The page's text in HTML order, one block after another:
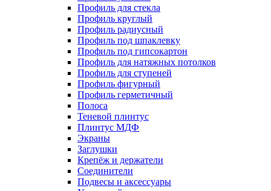
Профиль для стекла
Профиль круглый
Профиль радиусный
Профиль под шпаклевку
Профиль под гипсокартон
Профиль для натяжных потолков
Профиль для ступеней
Профиль фигурный
Профиль герметичный
Полоса
Теневой плинтус
Плинтус МДФ
Экраны
Заглушки
Крепёж и держатели
Соединители
Подвесы и аксессуары